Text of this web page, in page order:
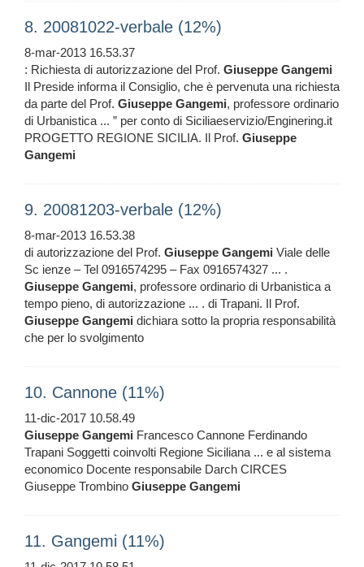
8. 20081022-verbale (12%)
8-mar-2013 16.53.37
: Richiesta di autorizzazione del Prof. Giuseppe Gangemi
Il Preside informa il Consiglio, che è pervenuta una richiesta
da parte del Prof. Giuseppe Gangemi, professore ordinario
di Urbanistica ... ” per conto di Siciliaeservizio/Enginering.it
PROGETTO REGIONE SICILIA. Il Prof. Giuseppe
Gangemi
9. 20081203-verbale (12%)
8-mar-2013 16.53.38
di autorizzazione del Prof. Giuseppe Gangemi Viale delle
Sc ienze – Tel 0916574295 – Fax 0916574327 ... .
Giuseppe Gangemi, professore ordinario di Urbanistica a
tempo pieno, di autorizzazione ... . di Trapani. Il Prof.
Giuseppe Gangemi dichiara sotto la propria responsabilità
che per lo svolgimento
10. Cannone (11%)
11-dic-2017 10.58.49
Giuseppe Gangemi Francesco Cannone Ferdinando
Trapani Soggetti coinvolti Regione Siciliana ... e al sistema
economico Docente responsabile Darch CIRCES
Giuseppe Trombino Giuseppe Gangemi
11. Gangemi (11%)